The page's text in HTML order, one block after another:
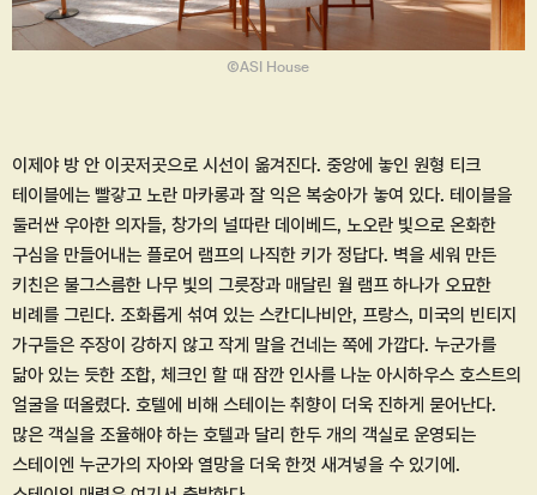
ⒸASI House
이제야 방 안 이곳저곳으로 시선이 옮겨진다. 중앙에 놓인 원형 티크
테이블에는 빨갛고 노란 마카롱과 잘 익은 복숭아가 놓여 있다. 테이블을
둘러싼 우아한 의자들, 창가의 널따란 데이베드, 노오란 빛으로 온화한
구심을 만들어내는 플로어 램프의 나직한 키가 정답다. 벽을 세워 만든
키친은 불그스름한 나무 빛의 그릇장과 매달린 월 램프 하나가 오묘한
비례를 그린다. 조화롭게 섞여 있는 스칸디나비안, 프랑스, 미국의 빈티지
가구들은 주장이 강하지 않고 작게 말을 건네는 쪽에 가깝다. 누군가를
닮아 있는 듯한 조합, 체크인 할 때 잠깐 인사를 나눈 아시하우스 호스트의
얼굴을 떠올렸다. 호텔에 비해 스테이는 취향이 더욱 진하게 묻어난다.
많은 객실을 조율해야 하는 호텔과 달리 한두 개의 객실로 운영되는
스테이엔 누군가의 자아와 열망을 더욱 한껏 새겨넣을 수 있기에.